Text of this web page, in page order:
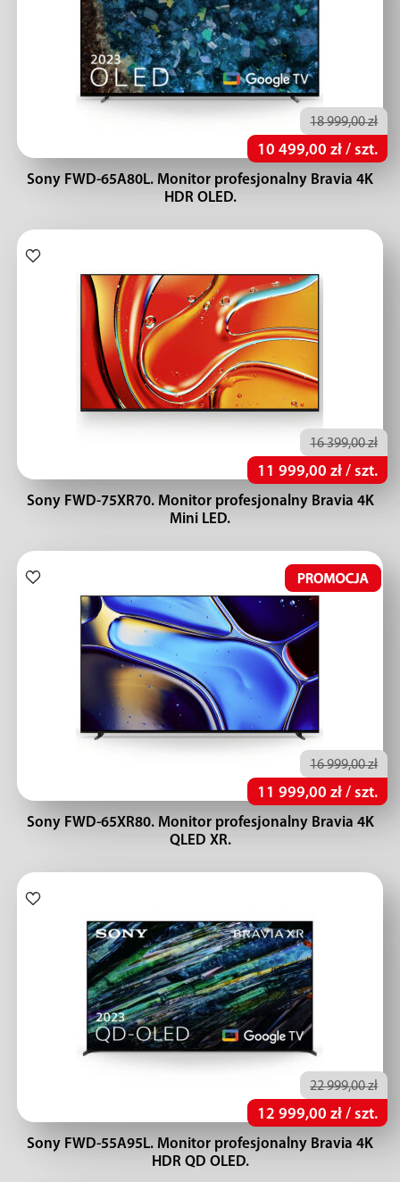
18 999,00 zł
10 499,00 zł / szt.
Sony FWD-65A80L. Monitor profesjonalny Bravia 4K
HDR OLED.
16 399,00 zł
11 999,00 zł / szt.
Sony FWD-75XR70. Monitor profesjonalny Bravia 4K
Mini LED.
16 999,00 zł
11 999,00 zł / szt.
Sony FWD-65XR80. Monitor profesjonalny Bravia 4K
QLED XR.
22 999,00 zł
12 999,00 zł / szt.
Sony FWD-55A95L. Monitor profesjonalny Bravia 4K
HDR QD OLED.